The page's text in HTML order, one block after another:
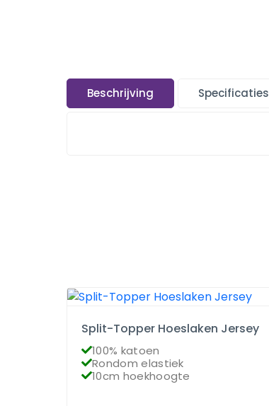
Beschrijving Specificaties
Split-Topper Hoeslaken Jersey
100% katoen
Rondom elastiek
10cm hoekhoogte